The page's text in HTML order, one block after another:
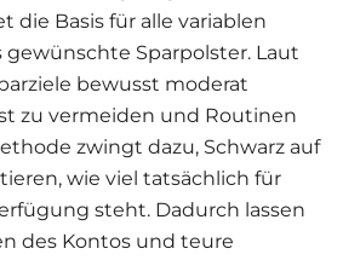
die Basis für alle variablen
gewünschte Sparpolster. Laut
bewusst moderat
zu vermeiden und Routinen
zwingt dazu, Schwarz auf
wie viel tatsächlich für
steht. Dadurch lassen
des Kontos und teure